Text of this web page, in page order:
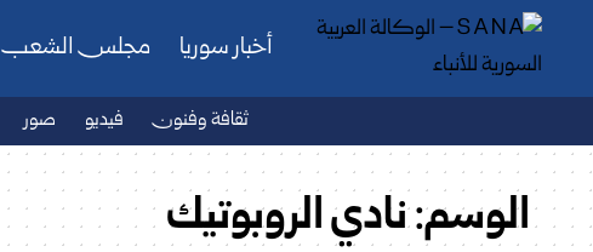
أخبار سوريا مجلس الشعب
ثقافة وفنون فيديو صور
الوسم:نادي الروبوتيك